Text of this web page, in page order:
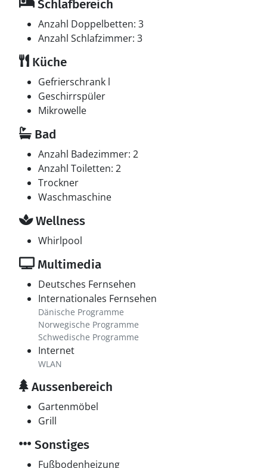
Schlafbereich
Anzahl Doppelbetten: 3
Anzahl Schlafzimmer: 3
Küche
Gefrierschrank l
Geschirrspüler
Mikrowelle
Bad
Anzahl Badezimmer: 2
Anzahl Toiletten: 2
Trockner
Waschmaschine
Wellness
Whirlpool
Multimedia
Deutsches Fernsehen
Internationales Fernsehen
Dänische Programme
Norwegische Programme
Schwedische Programme
Internet
WLAN
Aussenbereich
Gartenmöbel
Grill
Sonstiges
Fußbodenheizung